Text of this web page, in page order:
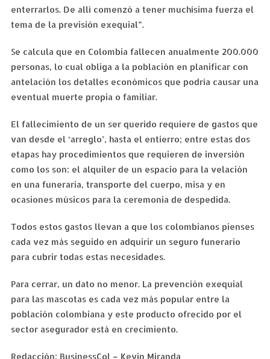
enterrarlos. De allí comenzó a tener muchísima fuerza el
tema de la previsión exequial”.
Se calcula que en Colombia fallecen anualmente 200.000
personas, lo cual obliga a la población en planificar con
antelación los detalles económicos que podría causar una
eventual muerte propia o familiar.
El fallecimiento de un ser querido requiere de gastos que
van desde el ‘arreglo’, hasta el entierro; entre estas dos
etapas hay procedimientos que requieren de inversión
como los son: el alquiler de un espacio para la velación
en una funeraria, transporte del cuerpo, misa y en
ocasiones músicos para la ceremonia de despedida.
Todos estos gastos llevan a que los colombianos pienses
cada vez más seguido en adquirir un seguro funerario
para cubrir todas estas necesidades.
Para cerrar, un dato no menor. La prevención exequial
para las mascotas es cada vez más popular entre la
población colombiana y este producto ofrecido por el
sector asegurador está en crecimiento.
Redacción: BusinessCol – Kevin Miranda